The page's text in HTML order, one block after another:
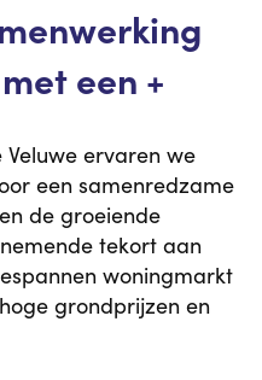
een +
Veluwe ervaren we
een samenredzame
de groeiende
tekort aan
woningmarkt
grondprijzen en